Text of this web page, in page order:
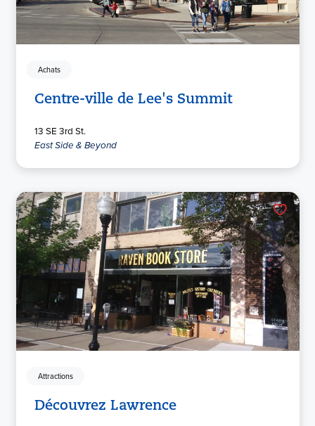
Achats
Centre-ville de Lee's Summit
13 SE 3rd St.
East Side & Beyond
Attractions
Découvrez Lawrence